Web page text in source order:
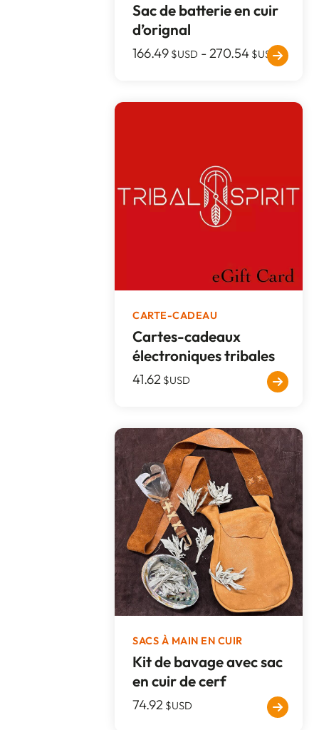
Sac de batterie en cuir
d’orignal
166.49 $USD -270.54 $USD
CARTE-CADEAU
Cartes-cadeaux
électroniques tribales
41.62 $USD
SACS À MAIN EN CUIR
Kit de bavage avec sac
en cuir de cerf
74.92 $USD